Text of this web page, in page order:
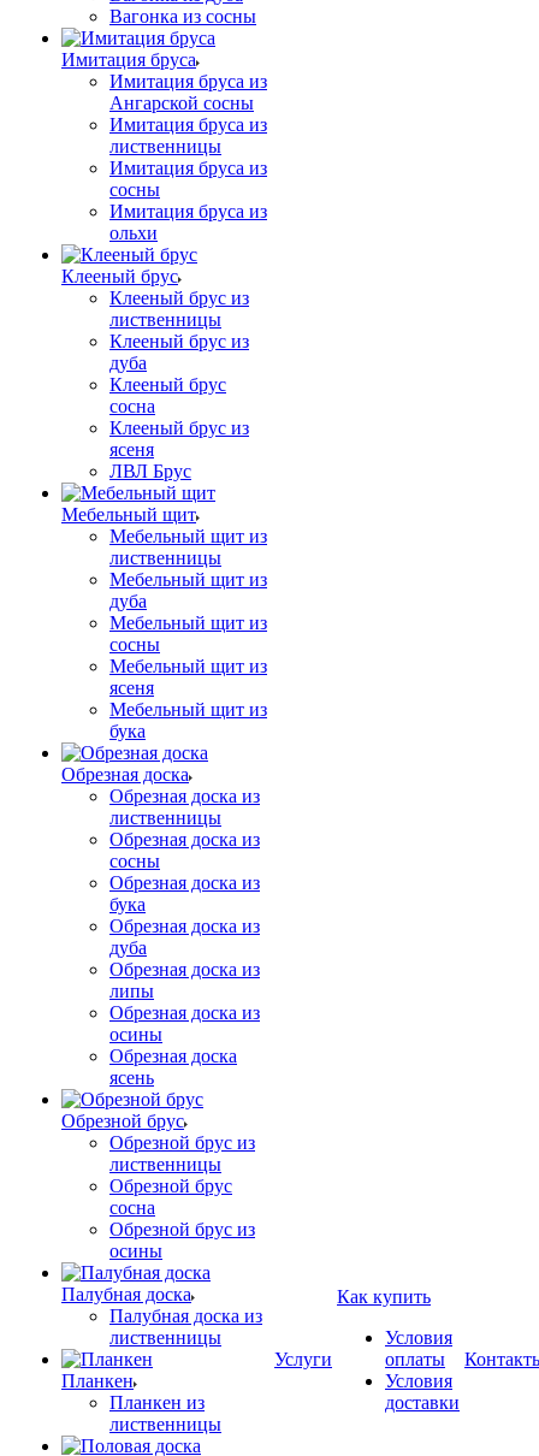
Вагонка из сосны
Имитация бруса
Имитация бруса из
Ангарской сосны
Имитация бруса из
лиственницы
Имитация бруса из
сосны
Имитация бруса из
ольхи
Клееный брус
Клееный брус из
лиственницы
Клееный брус из
дуба
Клееный брус
сосна
Клееный брус из
ясеня
ЛВЛ Брус
Мебельный щит
Мебельный щит из
лиственницы
Мебельный щит из
дуба
Мебельный щит из
сосны
Мебельный щит из
ясеня
Мебельный щит из
бука
Обрезная доска
Обрезная доска из
лиственницы
Обрезная доска из
сосны
Обрезная доска из
бука
Обрезная доска из
дуба
Обрезная доска из
липы
Обрезная доска из
осины
Обрезная доска
ясень
Обрезной брус
Обрезной брус из
лиственницы
Обрезной брус
сосна
Обрезной брус из
осины
Палубная доска
Палубная доска из
лиственницы
Планкен
Планкен из
лиственницы
Услуги
Как купить
Условия
оплаты
Условия
доставки